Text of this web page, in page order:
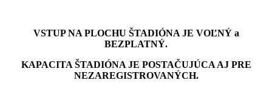
VSTUP NA PLOCHU ŠTADIÓNA JE VOĽNÝ a
BEZPLATNÝ.
KAPACITA ŠTADIÓNA JE POSTAČUJÚCA AJ PRE
NEZAREGISTROVANÝCH.